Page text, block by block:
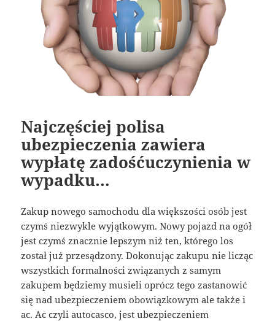
Najczęściej polisa
ubezpieczenia zawiera
wypłatę zadośćuczynienia w
wypadku…
Zakup nowego samochodu dla większości osób jest
czymś niezwykle wyjątkowym. Nowy pojazd na ogół
jest czymś znacznie lepszym niż ten, którego los
został już przesądzony. Dokonując zakupu nie licząc
wszystkich formalności związanych z samym
zakupem będziemy musieli oprócz tego zastanowić
się nad ubezpieczeniem obowiązkowym ale także i
ac. Ac czyli autocasco, jest ubezpieczeniem